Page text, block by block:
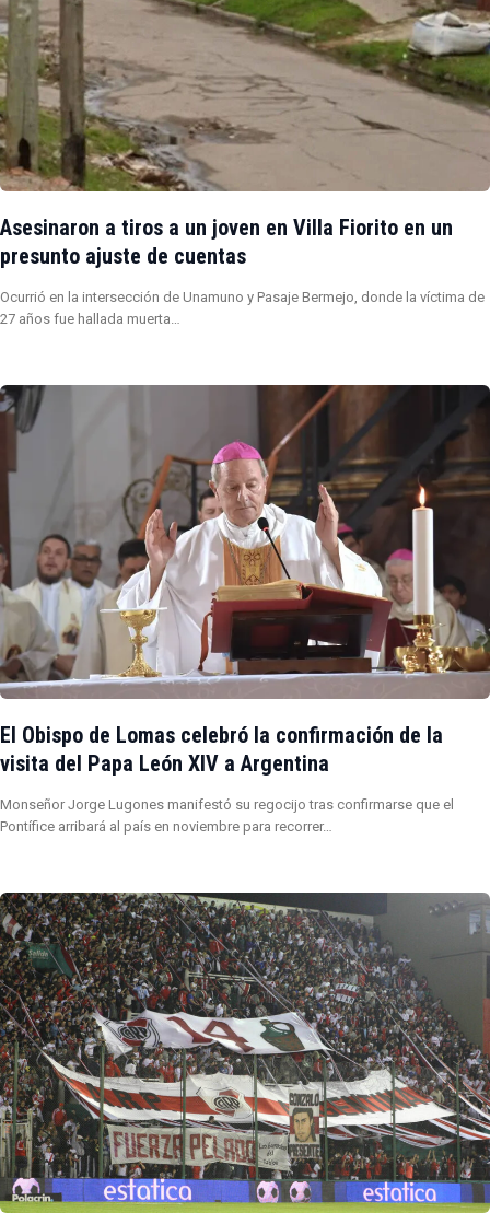
Asesinaron a tiros a un joven en Villa Fiorito en un
presunto ajuste de cuentas
Ocurrió en la intersección de Unamuno y Pasaje Bermejo, donde la víctima de
27 años fue hallada muerta…
El Obispo de Lomas celebró la confirmación de la
visita del Papa León XIV a Argentina
Monseñor Jorge Lugones manifestó su regocijo tras confirmarse que el
Pontífice arribará al país en noviembre para recorrer…